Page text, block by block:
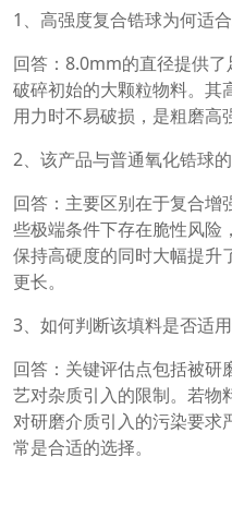
1、高强度复合锆球为何适
回答：8.0mm的直径提供
破碎初始的大颗粒物料。其
用力时不易破损，是粗磨高
2、该产品与普通氧化锆球
回答：主要区别在于复合增
些极端条件下存在脆性风险
保持高硬度的同时大幅提升
更长。
3、如何判断该填料是否适
回答：关键评估点包括被研
艺对杂质引入的限制。若物
对研磨介质引入的污染要求
常是合适的选择。